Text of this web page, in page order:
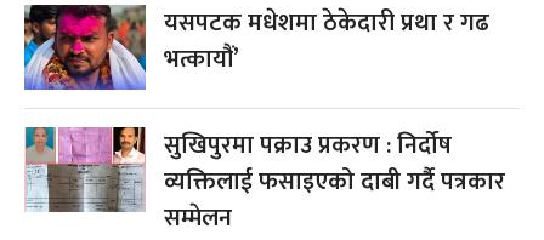
यसपटक मधेशमा ठेकेदारी प्रथा र गढ
भत्कायौं’
सुखिपुरमा पक्राउ प्रकरण : निर्दोष
व्यक्तिलाई फसाइएको दाबी गर्दै पत्रकार
सम्मेलन